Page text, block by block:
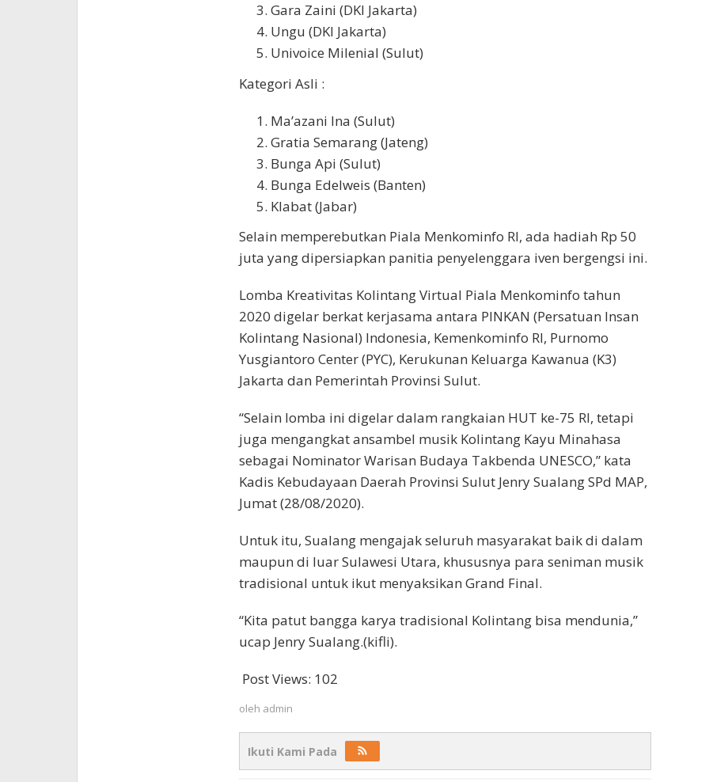
Gara Zaini (DKI Jakarta)
Ungu (DKI Jakarta)
Univoice Milenial (Sulut)
Kategori Asli :
Ma’azani Ina (Sulut)
Gratia Semarang (Jateng)
Bunga Api (Sulut)
Bunga Edelweis (Banten)
Klabat (Jabar)
Selain memperebutkan Piala Menkominfo RI, ada hadiah Rp 50
juta yang dipersiapkan panitia penyelenggara iven bergengsi ini.
Lomba Kreativitas Kolintang Virtual Piala Menkominfo tahun
2020 digelar berkat kerjasama antara PINKAN (Persatuan Insan
Kolintang Nasional) Indonesia, Kemenkominfo RI, Purnomo
Yusgiantoro Center (PYC), Kerukunan Keluarga Kawanua (K3)
Jakarta dan Pemerintah Provinsi Sulut.
“Selain lomba ini digelar dalam rangkaian HUT ke-75 RI, tetapi
juga mengangkat ansambel musik Kolintang Kayu Minahasa
sebagai Nominator Warisan Budaya Takbenda UNESCO,” kata
Kadis Kebudayaan Daerah Provinsi Sulut Jenry Sualang SPd MAP,
Jumat (28/08/2020).
Untuk itu, Sualang mengajak seluruh masyarakat baik di dalam
maupun di luar Sulawesi Utara, khususnya para seniman musik
tradisional untuk ikut menyaksikan Grand Final.
“Kita patut bangga karya tradisional Kolintang bisa mendunia,”
ucap Jenry Sualang.(kifli).
Post Views: 102
oleh admin
Ikuti Kami Pada